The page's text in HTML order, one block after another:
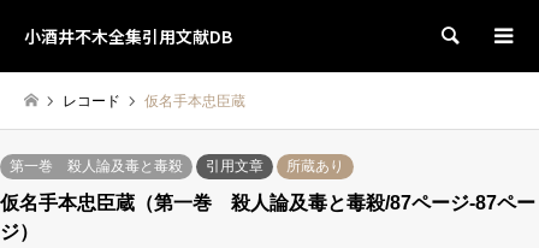
小酒井不木全集引用文献DB 検索
レコード 仮名手本忠臣蔵
第一巻 殺人論及毒と毒殺 引用文章 所蔵あり
仮名手本忠臣蔵（第一巻 殺人論及毒と毒殺/87ページ-87ペー
ジ）